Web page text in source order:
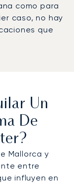
como para
caso, no hay
que
Un
De
Mallorca y
entre
influyen en